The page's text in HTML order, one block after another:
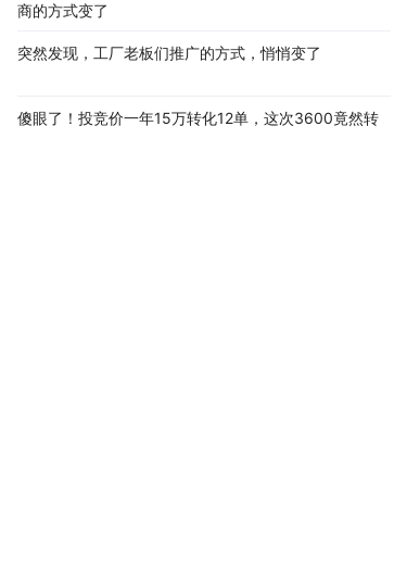
商的方式变了
突然发现，工厂老板们推广的方式，悄悄变了
傻眼了！投竞价一年15万转化12单，这次3600竟然转